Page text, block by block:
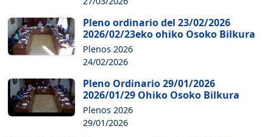
Pleno ordinario del 23/02/2026
2026/02/23eko ohiko Osoko Bilkura
Plenos 2026
24/02/2026
Pleno Ordinario 29/01/2026
2026/01/29 Ohiko Osoko Bilkura
Plenos 2026
29/01/2026